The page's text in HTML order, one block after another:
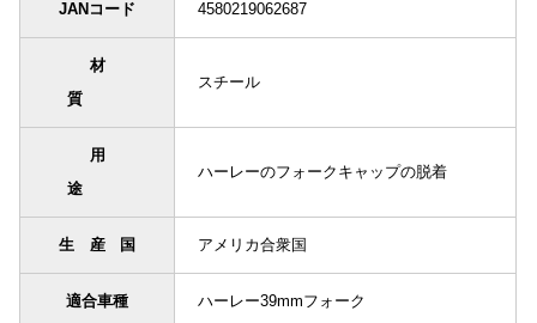
JANコード 4580219062687
材
質
スチール
用
途
ハーレーのフォークキャップの脱着
生産国 アメリカ合衆国
適合車種 ハーレー39mmフォーク